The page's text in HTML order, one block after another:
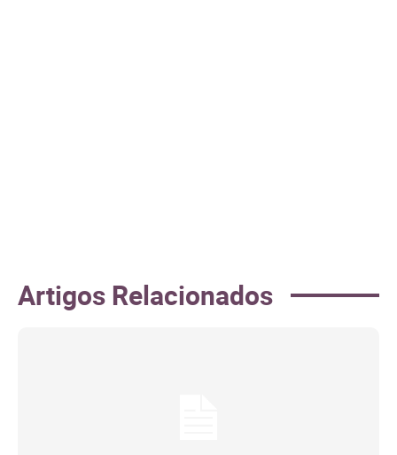
Artigos Relacionados